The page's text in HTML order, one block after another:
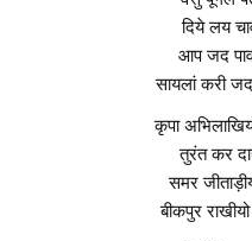
दिये लय
आप जद
सायलां करी
कृपा
तुरंत कर
समर
बीकपुर